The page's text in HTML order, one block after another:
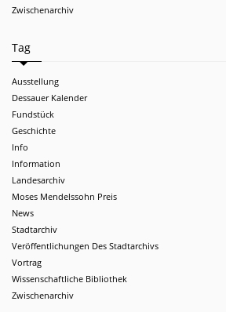
Zwischenarchiv
Tag
Ausstellung
Dessauer Kalender
Fundstück
Geschichte
Info
Information
Landesarchiv
Moses Mendelssohn Preis
News
Stadtarchiv
Veröffentlichungen Des Stadtarchivs
Vortrag
Wissenschaftliche Bibliothek
Zwischenarchiv